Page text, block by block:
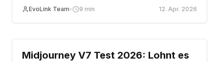
EvoLink Team• 9 min 12. Apr. 2026
Review
Midjourney V7 Test 2026: Lohnt es